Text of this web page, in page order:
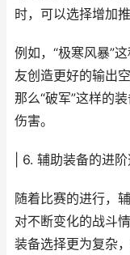
时，可以选择增加
例如，“极寒风暴”
友创造更好的输出
那么“破军”这样的
伤害。
| 6. 辅助装备的进
随着比赛的进行，
对不断变化的战斗
装备选择更为复杂